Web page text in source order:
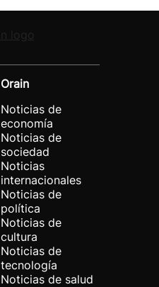
Orain
Noticias de
economía
Noticias de
sociedad
Noticias
internacionales
Noticias de
política
Noticias de
cultura
Noticias de
tecnología
Noticias de salud